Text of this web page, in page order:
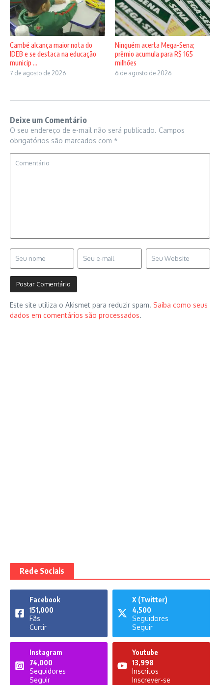
Cambé alcança maior nota do
IDEB e se destaca na educação
municip ...
7 de agosto de 2026
Ninguém acerta Mega-Sena;
prêmio acumula para R$ 165
milhões
6 de agosto de 2026
Deixe um Comentário
O seu endereço de e-mail não será publicado. Campos
obrigatórios são marcados com *
Este site utiliza o Akismet para reduzir spam. Saiba como seus
dados em comentários são processados.
Rede Sociais
Facebook
151,000
Fãs
Curtir
X (Twitter)
4,500
Seguidores
Seguir
Instagram
74,000
Seguidores
Seguir
Youtube
13,998
Inscritos
Inscrever-se